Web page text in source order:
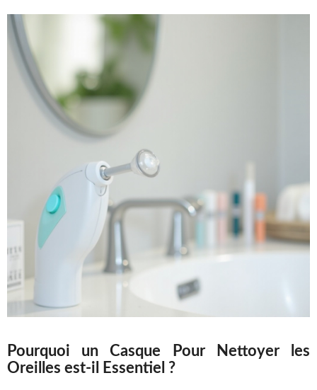
Pourquoi un Casque Pour Nettoyer les
Oreilles est-il Essentiel ?